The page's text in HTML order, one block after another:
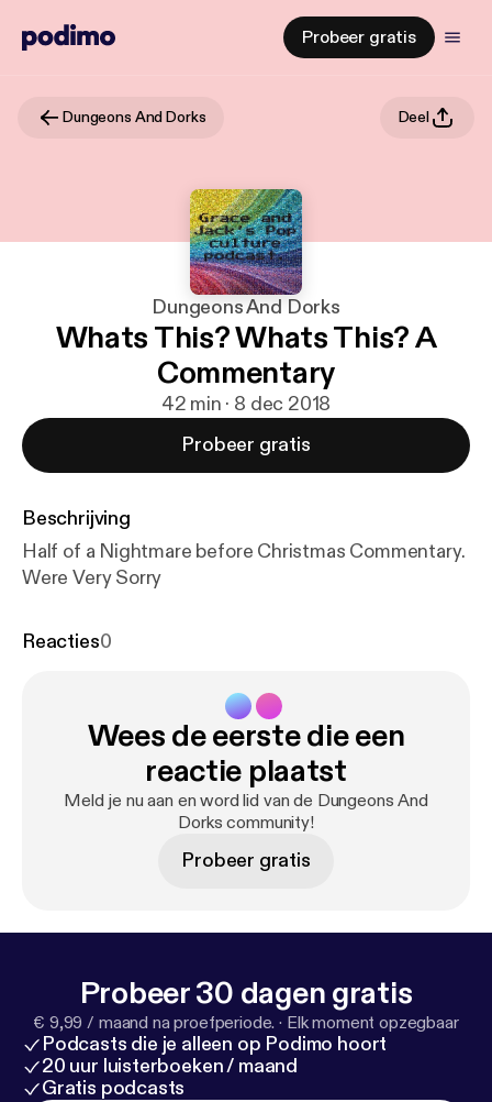
Probeer gratis
Dungeons And Dorks Deel
Dungeons And Dorks
Whats This? Whats This? A
Commentary
42 min · 8 dec 2018
Probeer gratis
Beschrijving
Half of a Nightmare before Christmas Commentary.
Were Very Sorry
Reacties0
Wees de eerste die een
reactie plaatst
Meld je nu aan en word lid van de Dungeons And
Dorks community!
Probeer gratis
Probeer 30 dagen gratis
€ 9,99 / maand na proefperiode. · Elk moment opzegbaar
Podcasts die je alleen op Podimo hoort
20 uur luisterboeken / maand
Gratis podcasts